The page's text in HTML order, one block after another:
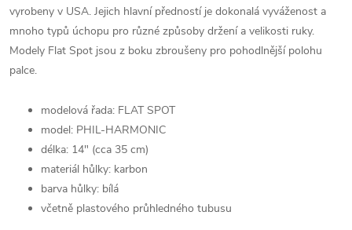
vyrobeny v USA. Jejich hlavní předností je dokonalá vyváženost a
mnoho typů úchopu pro různé způsoby držení a velikosti ruky.
Modely Flat Spot jsou z boku zbroušeny pro pohodlnější polohu
palce.
modelová řada: FLAT SPOT
model: PHIL-HARMONIC
délka: 14" (cca 35 cm)
materiál hůlky: karbon
barva hůlky: bílá
včetně plastového průhledného tubusu